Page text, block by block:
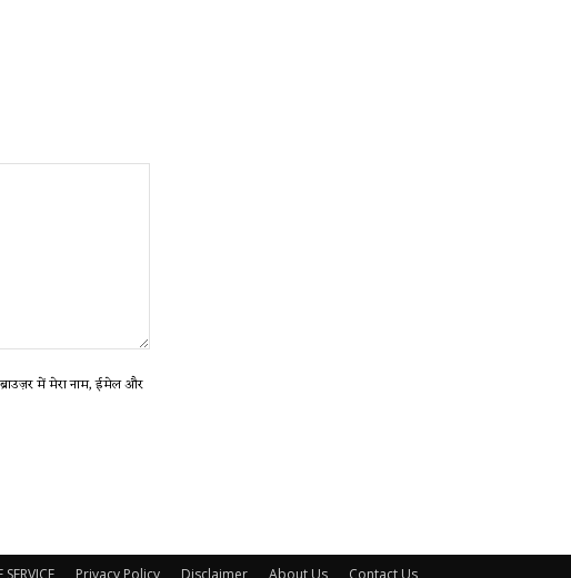
में मेरा नाम, ईमेल और
SERVICE Privacy Policy Disclaimer About Us Contact Us